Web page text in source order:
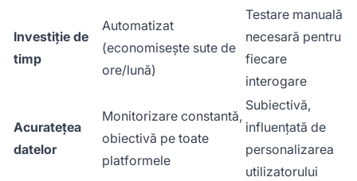
Investiție de
timp
Automatizat
(economisește sute de
ore/lună)
Testare manuală
necesară pentru
fiecare
interogare
Acuratețea
datelor
Monitorizare constantă,
obiectivă pe toate
platformele
Subiectivă,
influențată de
personalizarea
utilizatorului